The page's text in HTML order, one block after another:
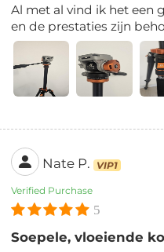
Al met al vind ik het een
en de prestaties zijn
Nate P. VIP1
Verified Purchase
5
Soepele, vloeiende